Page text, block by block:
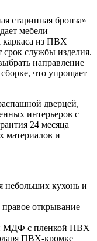
старинная бронза»
мебели
из ПВХ
срок службы изделия.
направление
что упрощает
дверцей,
интерьеров с
24 месяца
материалов и
кухонь и
открывание
МДФ с пленкой ПВХ
ПВХ-кромке